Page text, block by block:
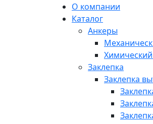
О компании
Каталог
Анкеры
Заклепка
Заклепка